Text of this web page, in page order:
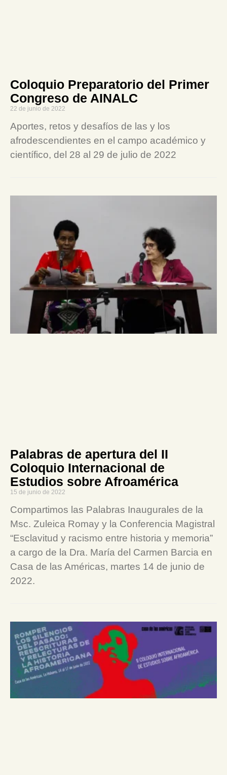
Coloquio Preparatorio del Primer
Congreso de AINALC
22 de junio de 2022
Aportes, retos y desafíos de las y los
afrodescendientes en el campo académico y
científico, del 28 al 29 de julio de 2022
Palabras de apertura del II
Coloquio Internacional de
Estudios sobre Afroamérica
15 de junio de 2022
Compartimos las Palabras Inaugurales de la
Msc. Zuleica Romay y la Conferencia Magistral
“Esclavitud y racismo entre historia y memoria”
a cargo de la Dra. María del Carmen Barcia en
Casa de las Américas, martes 14 de junio de
2022.